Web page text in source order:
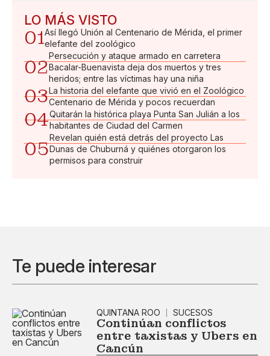
LO MÁS VISTO
01Así llegó Unión al Centenario de Mérida, el primer
elefante del zoológico
02
Persecución y ataque armado en carretera
Bacalar-Buenavista deja dos muertos y tres
heridos; entre las víctimas hay una niña
03La historia del elefante que vivió en el Zoológico
Centenario de Mérida y pocos recuerdan
04Quitarán la histórica playa Punta San Julián a los
habitantes de Ciudad del Carmen
05
Revelan quién está detrás del proyecto Las
Dunas de Chuburná y quiénes otorgaron los
permisos para construir
Te puede interesar
QUINTANA ROO SUCESOS
Continúan conflictos
entre taxistas y Ubers en
Cancún